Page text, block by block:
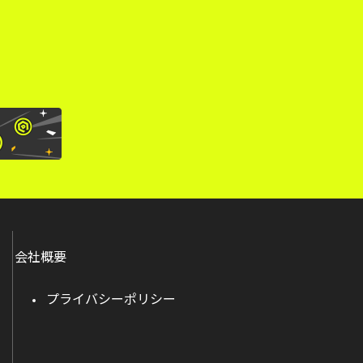
会社概要
プライバシーポリシー